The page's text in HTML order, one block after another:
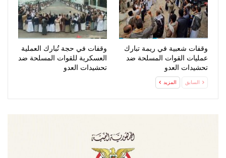
وقفات شعبية في ريمة تبارك
عمليات القوات المسلحة ضد
تحشيدات العدو
وقفات في حجة تُبارك العملية
العسكرية للقوات المسلحة ضد
تحشيدات العدو
السابق المزيد